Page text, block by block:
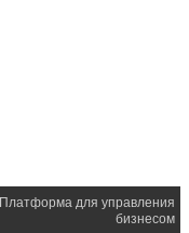
Платформа для управления
бизнесом